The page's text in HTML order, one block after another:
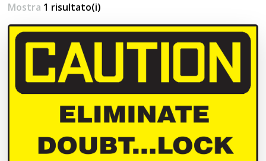
Mostra 1 risultato(i)